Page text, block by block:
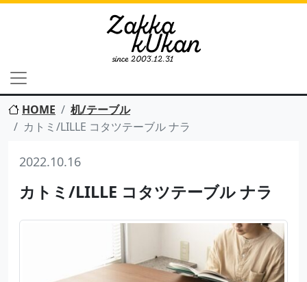
HOME
机/テーブル
カトミ/LILLE コタツテーブル ナラ
2022.10.16
カトミ/LILLE コタツテーブル ナラ